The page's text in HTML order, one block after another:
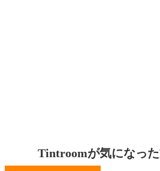
Tintroomが気になった